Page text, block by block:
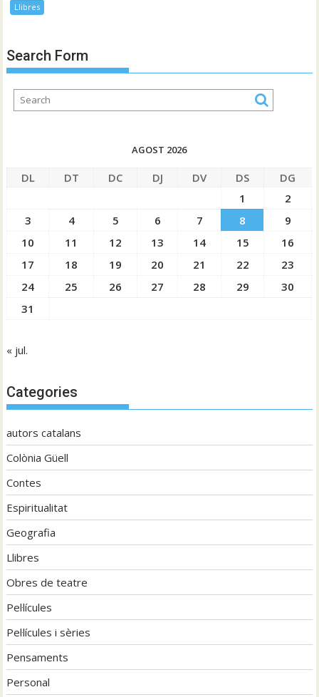
Llibres
Search Form
AGOST 2026
DL DT DC DJ DV DS
DG
1
2
3
4 5 6 7 8
9
10
11 12 13 14 15
16
17
18 19 20 21 22
23
24
25 26 27 28 29
30
31
« jul.
Categories
autors catalans
Colònia Güell
Contes
Espiritualitat
Geografia
Llibres
Obres de teatre
Pel·lícules
Pel·lícules i sèries
Pensaments
Personal